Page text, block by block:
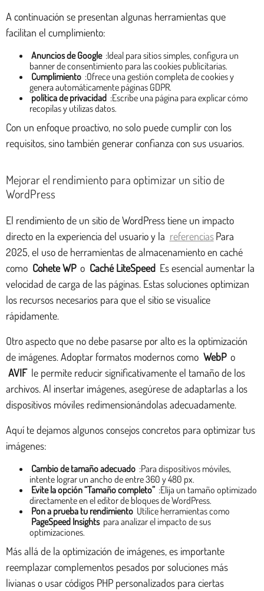
A continuación se presentan algunas herramientas que
facilitan el cumplimiento:
Anuncios de Google :Ideal para sitios simples, configura un
banner de consentimiento para las cookies publicitarias.
Cumplimiento :Ofrece una gestión completa de cookies y
genera automáticamente páginas GDPR.
política de privacidad :Escribe una página para explicar cómo
recopilas y utilizas datos.
Con un enfoque proactivo, no solo puede cumplir con los
requisitos, sino también generar confianza con sus usuarios.
Mejorar el rendimiento para optimizar un sitio de
WordPress
El rendimiento de un sitio de WordPress tiene un impacto
directo en la experiencia del usuario y la referencias Para
2025, el uso de herramientas de almacenamiento en caché
como Cohete WP o Caché LiteSpeed Es esencial aumentar la
velocidad de carga de las páginas. Estas soluciones optimizan
los recursos necesarios para que el sitio se visualice
rápidamente.
Otro aspecto que no debe pasarse por alto es la optimización
de imágenes. Adoptar formatos modernos como WebP o
AVIF le permite reducir significativamente el tamaño de los
archivos. Al insertar imágenes, asegúrese de adaptarlas a los
dispositivos móviles redimensionándolas adecuadamente.
Aquí te dejamos algunos consejos concretos para optimizar tus
imágenes:
Cambio de tamaño adecuado :Para dispositivos móviles,
intente lograr un ancho de entre 360 y 480 px.
Evite la opción “Tamaño completo” :Elija un tamaño optimizado
directamente en el editor de bloques de WordPress.
Pon a prueba tu rendimiento Utilice herramientas como
PageSpeed Insights para analizar el impacto de sus
optimizaciones.
Más allá de la optimización de imágenes, es importante
reemplazar complementos pesados por soluciones más
livianas o usar códigos PHP personalizados para ciertas